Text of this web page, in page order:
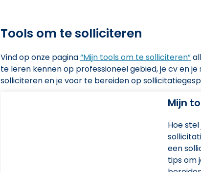
Tools om te solliciteren
Vind op onze pagina“Mijn tools om te solliciteren”
te leren kennen op professioneel gebied, je cv en
solliciteren en je voor te bereiden op
Mijn
Hoe
een
tips om